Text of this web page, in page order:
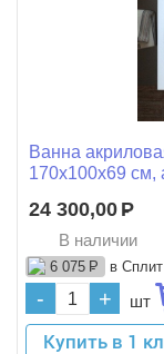
Ванна
170x100x69
24 300,00 Р
В наличии
6 075 Р в Сплит
- + шт
Купить в 1